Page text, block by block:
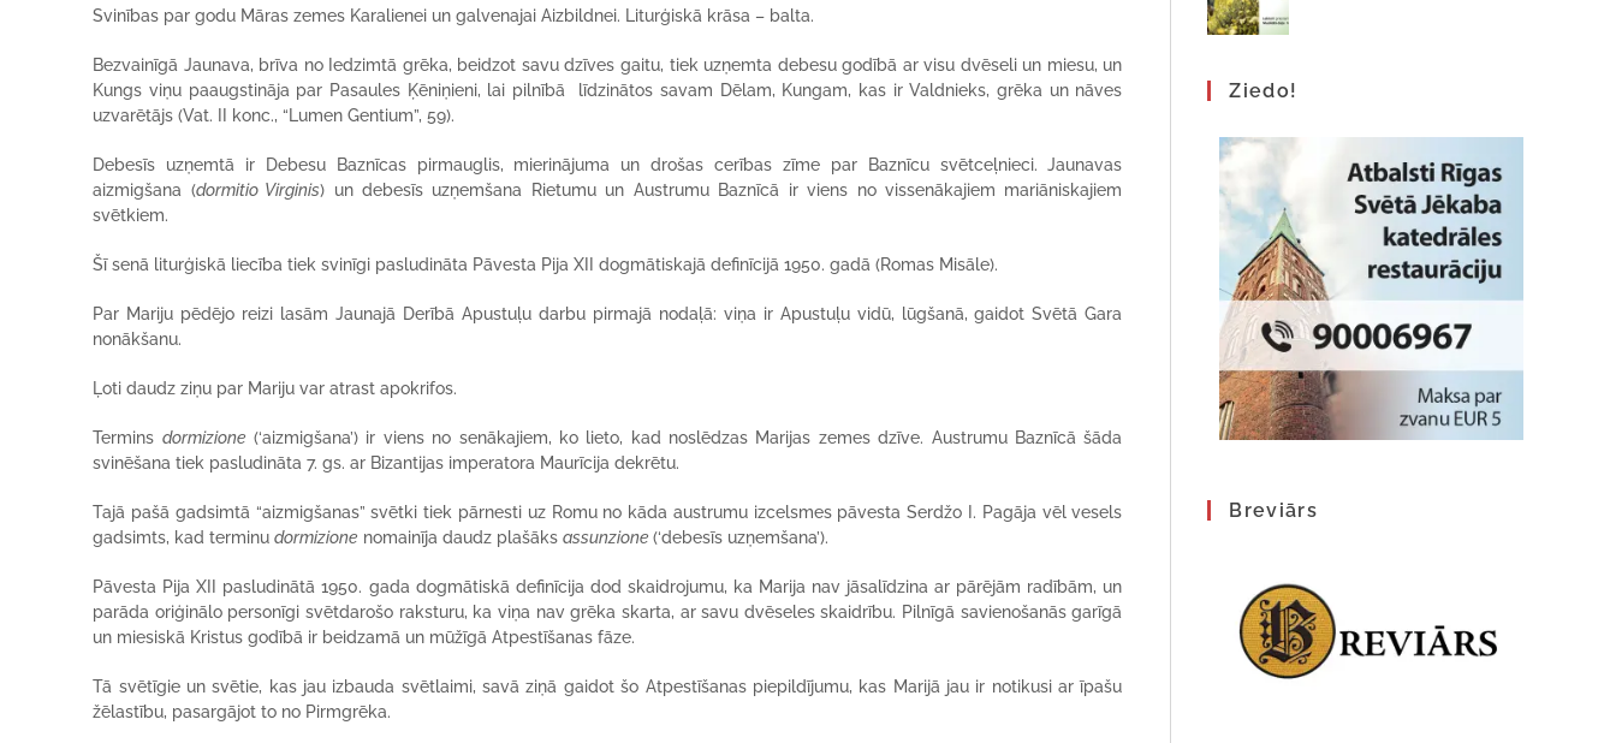
Svinības par godu Māras zemes Karalienei un galvenajai Aizbildnei. Liturģiskā krāsa – balta.
Bezvainīgā Jaunava, brīva no Iedzimtā grēka, beidzot savu dzīves gaitu, tiek uzņemta debesu godībā ar visu dvēseli un miesu, un
Kungs viņu paaugstināja par Pasaules Ķēniņieni, lai pilnībā līdzinātos savam Dēlam, Kungam, kas ir Valdnieks, grēka un nāves
uzvarētājs (Vat. II konc., “Lumen Gentium”, 59).
Debesīs uzņemtā ir Debesu Baznīcas pirmauglis, mierinājuma un drošas cerības zīme par Baznīcu svētceļnieci. Jaunavas
aizmigšana (dormitio Virginis) un debesīs uzņemšana Rietumu un Austrumu Baznīcā ir viens no vissenākajiem mariāniskajiem
svētkiem.
Šī senā liturģiskā liecība tiek svinīgi pasludināta Pāvesta Pija XII dogmātiskajā definīcijā 1950. gadā (Romas Misāle).
Par Mariju pēdējo reizi lasām Jaunajā Derībā Apustuļu darbu pirmajā nodaļā: viņa ir Apustuļu vidū, lūgšanā, gaidot Svētā Gara
nonākšanu.
Ļoti daudz ziņu par Mariju var atrast apokrifos.
Termins dormizione (‘aizmigšana’) ir viens no senākajiem, ko lieto, kad noslēdzas Marijas zemes dzīve. Austrumu Baznīcā šāda
svinēšana tiek pasludināta 7. gs. ar Bizantijas imperatora Maurīcija dekrētu.
Tajā pašā gadsimtā “aizmigšanas” svētki tiek pārnesti uz Romu no kāda austrumu izcelsmes pāvesta Serdžo I. Pagāja vēl vesels
gadsimts, kad terminudormizione nomainīja daudz plašāksassunzione(‘debesīs uzņemšana’).
Pāvesta Pija XII pasludinātā 1950. gada dogmātiskā definīcija dod skaidrojumu, ka Marija nav jāsalīdzina ar pārējām radībām, un
parāda oriģinālo personīgi svētdarošo raksturu, ka viņa nav grēka skarta, ar savu dvēseles skaidrību. Pilnīgā savienošanās garīgā
un miesiskā Kristus godībā ir beidzamā un mūžīgā Atpestīšanas fāze.
Tā svētīgie un svētie, kas jau izbauda svētlaimi, savā ziņā gaidot šo Atpestīšanas piepildījumu, kas Marijā jau ir notikusi ar īpašu
žēlastību, pasargājot to no Pirmgrēka.
Ziedo!
Breviārs